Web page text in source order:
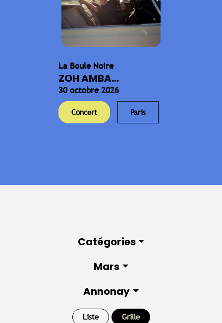
La Boule Noire
ZOH AMBA...
30 octobre 2026
Concert Paris
Catégories
Mars
Annonay
Liste Grille